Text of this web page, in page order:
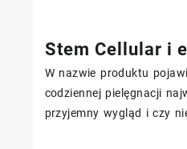
Stem Cellular i
W nazwie produktu
codziennej pielęgnacji
przyjemny wygląd i czy